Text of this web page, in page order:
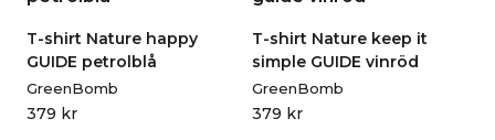
T-shirt Nature happy
GUIDE petrolblå
GreenBomb
379 kr
T-shirt Nature keep it
simple GUIDE vinröd
GreenBomb
379 kr